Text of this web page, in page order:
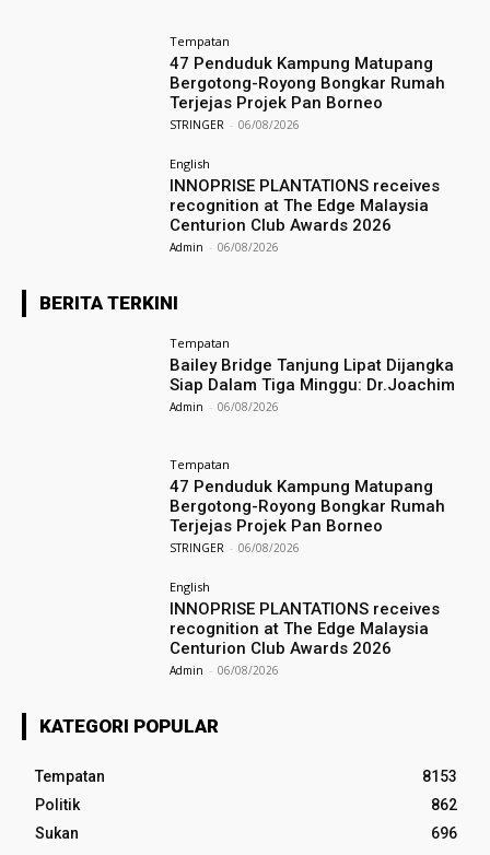
Tempatan
47 Penduduk Kampung Matupang
Bergotong-Royong Bongkar Rumah
Terjejas Projek Pan Borneo
STRINGER - 06/08/2026
English
INNOPRISE PLANTATIONS receives
recognition at The Edge Malaysia
Centurion Club Awards 2026
Admin - 06/08/2026
BERITA TERKINI
Tempatan
Bailey Bridge Tanjung Lipat Dijangka
Siap Dalam Tiga Minggu: Dr.Joachim
Admin - 06/08/2026
Tempatan
47 Penduduk Kampung Matupang
Bergotong-Royong Bongkar Rumah
Terjejas Projek Pan Borneo
STRINGER - 06/08/2026
English
INNOPRISE PLANTATIONS receives
recognition at The Edge Malaysia
Centurion Club Awards 2026
Admin - 06/08/2026
KATEGORI POPULAR
Tempatan
8153
Politik
862
Sukan
696